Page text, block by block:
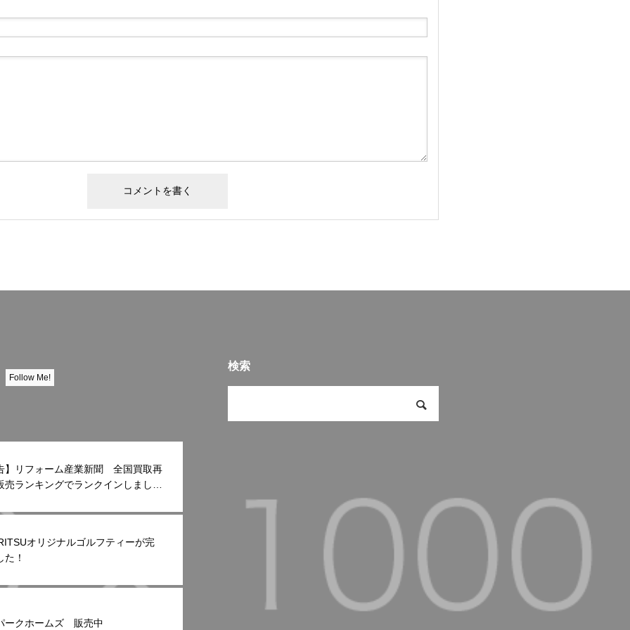
Follow Me!
】リフォーム産業新聞 全国買取再
売ランキングでランクインしまし
オリジナルゴルフティーが完
た！
ークホームズ 販売中
検索